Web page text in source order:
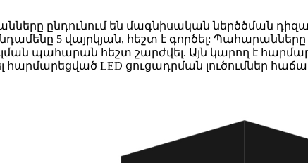
էկրանները ընդունում են մագնիսական ներծծման
5 վայրկյան, հեշտ է գործել:
պահարան հեշտ շարժվել. Այն կարող է
LED ցուցադրման լուծումներ